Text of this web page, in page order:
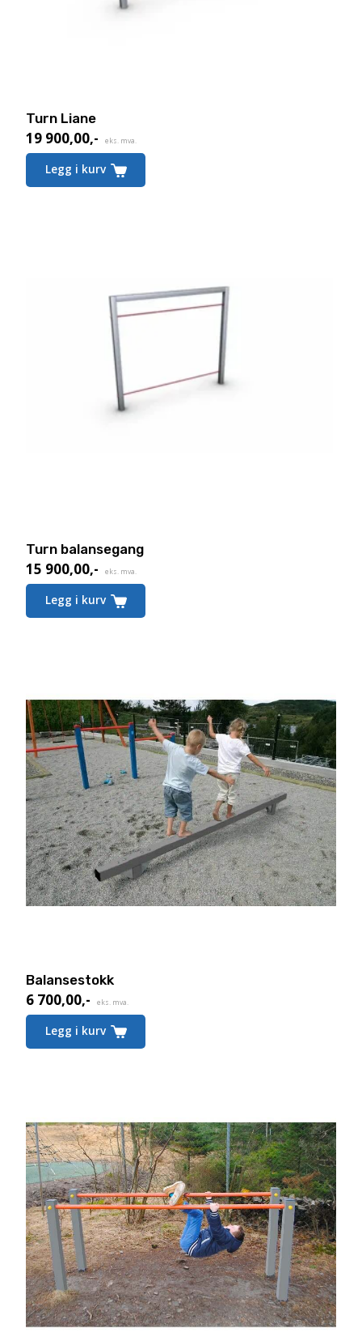
Turn Liane
19 900,00,- eks. mva.
Legg i kurv
Turn balansegang
15 900,00,- eks. mva.
Legg i kurv
Balansestokk
6 700,00,- eks. mva.
Legg i kurv